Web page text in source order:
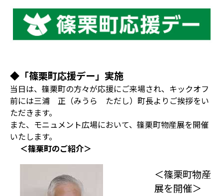
◆「篠栗町応援デー」実施
当日は、篠栗町の方々が応援にご来場され、キックオフ
前には三浦 正（みうら ただし）町長よりご挨拶をい
ただきます。
また、モニュメント広場において、篠栗町物産展を開催
いたします。
＜篠栗町のご紹介＞
＜篠栗町物産
展を開催＞